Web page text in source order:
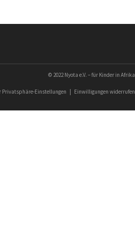
© 2022 Nyota e.V. – für Kinder in Afrika
Privatsphäre-Einstellungen Einwilligungen widerrufen